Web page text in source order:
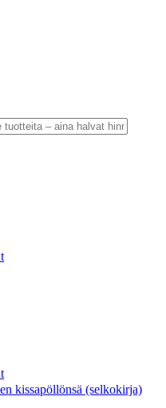
kissapöllönsä (selkokirja)